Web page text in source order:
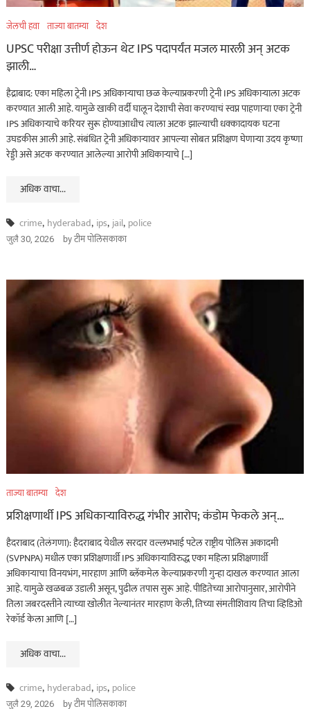
जेलची हवा ताज्या बातम्या देश
UPSC परीक्षा उत्तीर्ण होऊन थेट IPS पदापर्यंत मजल मारली अन् अटक
झाली…
हैद्राबाद: एका महिला ट्रेनी IPS अधिकाऱ्याचा छळ केल्याप्रकरणी ट्रेनी IPS अधिकाऱ्याला अटक
करण्यात आली आहे. यामुळे खाकी वर्दी घालून देशाची सेवा करण्याचं स्वप्न पाहणाऱ्या एका ट्रेनी
IPS अधिकाऱ्याचे करियर सुरू होण्याआधीच त्याला अटक झाल्याची धक्कादायक घटना
उघडकीस आली आहे. संबंधित ट्रेनी अधिकाऱ्यावर आपल्या सोबत प्रशिक्षण घेणाऱ्या उदय कृष्णा
रेड्डी असे अटक करण्यात आलेल्या आरोपी अधिकाऱ्याचे […]
अधिक वाचा...
crime, hyderabad, ips,jail, police
जुलै 30, 2026 byटीम पोलिसकाका
ताज्या बातम्या देश
प्रशिक्षणार्थी IPS अधिकाऱ्याविरुद्ध गंभीर आरोप; कंडोम फेकले अन्…
हैदराबाद (तेलंगणा): हैदराबाद येथील सरदार वल्लभभाई पटेल राष्ट्रीय पोलिस अकादमी
(SVPNPA) मधील एका प्रशिक्षणार्थी IPS अधिकाऱ्याविरुद्ध एका महिला प्रशिक्षणार्थी
अधिकाऱ्याचा विनयभंग, मारहाण आणि ब्लॅकमेल केल्याप्रकरणी गुन्हा दाखल करण्यात आला
आहे. यामुळे खळबळ उडाली असून, पुढील तपास सुरू आहे. पीडितेच्या आरोपानुसार, आरोपीने
तिला जबरदस्तीने त्याच्या खोलीत नेल्यानंतर मारहाण केली, तिच्या संमतीशिवाय तिचा व्हिडिओ
रेकॉर्ड केला आणि […]
अधिक वाचा...
crime, hyderabad, ips, police
जुलै 29, 2026 byटीम पोलिसकाका